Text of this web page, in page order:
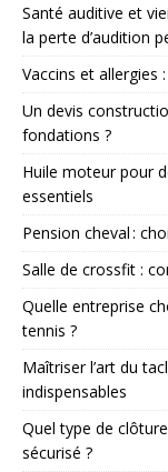
Santé auditive et
la perte d’audition
Vaccins et
Un devis
fondations ?
Huile moteur pour
essentiels
Pension cheval :
Salle de crossfit :
Quelle entreprise
tennis ?
Maîtriser l’art du
indispensables
Quel type de
sécurisé ?